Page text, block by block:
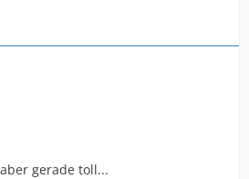
gerade toll...